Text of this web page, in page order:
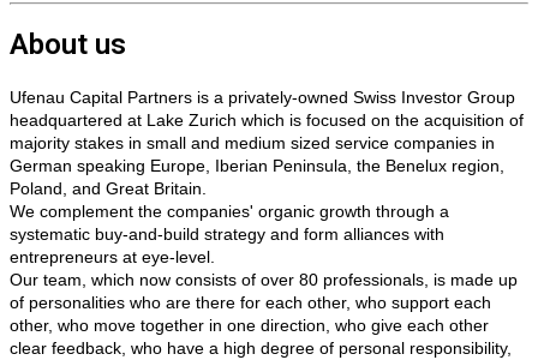
About us
Ufenau Capital Partners is a privately-owned Swiss Investor Group
headquartered at Lake Zurich which is focused on the acquisition of
majority stakes in small and medium sized service companies in
German speaking Europe, Iberian Peninsula, the Benelux region,
Poland, and Great Britain.
We complement the companies' organic growth through a
systematic buy-and-build strategy and form alliances with
entrepreneurs at eye-level.
Our team, which now consists of over 80 professionals, is made up
of personalities who are there for each other, who support each
other, who move together in one direction, who give each other
clear feedback, who have a high degree of personal responsibility,